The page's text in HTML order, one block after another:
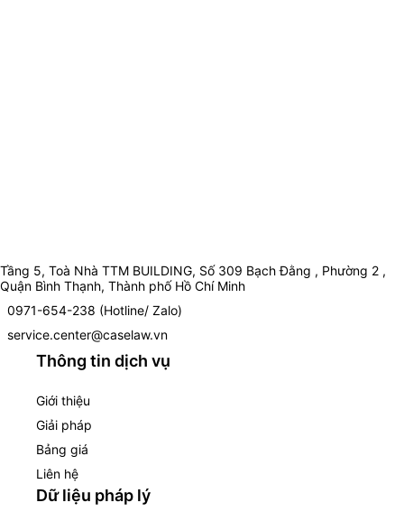
Tầng 5, Toà Nhà TTM BUILDING, Số 309 Bạch Đằng , Phường 2 ,
Quận Bình Thạnh, Thành phố Hồ Chí Minh
0971-654-238 (Hotline/ Zalo)
service.center@caselaw.vn
Thông tin dịch vụ
Giới thiệu
Giải pháp
Bảng giá
Liên hệ
Dữ liệu pháp lý